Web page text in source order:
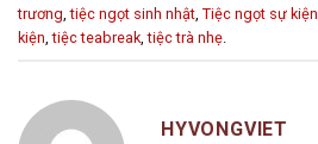
trương ,tiệc ngọt sinh nhật Tiệc ngọt sự kiện
kiện ,tiệc teabreak ,tiệc trà nhẹ
HYVONGVIET